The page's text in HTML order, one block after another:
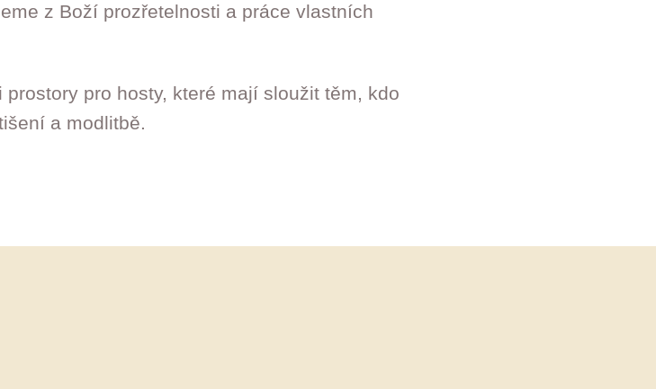
z Boží prozřetelnosti a práce vlastních
pro hosty, které mají sloužit těm, kdo
a modlitbě.